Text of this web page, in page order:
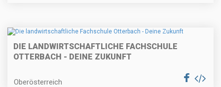
DIE LANDWIRTSCHAFTLICHE FACHSCHULE
OTTERBACH - DEINE ZUKUNFT
Oberösterreich